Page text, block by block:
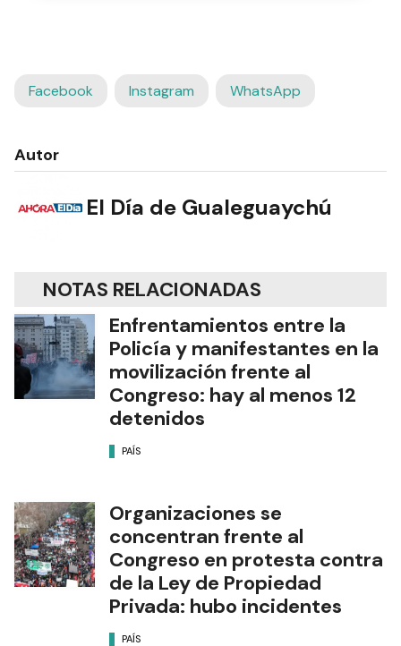
Facebook Instagram WhatsApp
Autor
El Día de Gualeguaychú
NOTAS RELACIONADAS
Enfrentamientos entre la
Policía y manifestantes en la
movilización frente al
Congreso: hay al menos 12
detenidos
PAÍS
Organizaciones se
concentran frente al
Congreso en protesta contra
de la Ley de Propiedad
Privada: hubo incidentes
PAÍS